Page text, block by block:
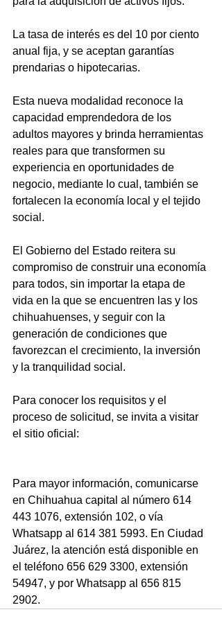
La tasa de interés es del 10 por ciento
anual fija, y se aceptan garantías
prendarias o hipotecarias.
Esta nueva modalidad reconoce la
capacidad emprendedora de los
adultos mayores y brinda herramientas
reales para que transformen su
experiencia en oportunidades de
negocio, mediante lo cual, también se
fortalecen la economía local y el tejido
social.
El Gobierno del Estado reitera su
compromiso de construir una economía
para todos, sin importar la etapa de
vida en la que se encuentren las y los
chihuahuenses, y seguir con la
generación de condiciones que
favorezcan el crecimiento, la inversión
y la tranquilidad social.
Para conocer los requisitos y el
proceso de solicitud, se invita a visitar
el sitio oficial:
Para mayor información, comunicarse
en Chihuahua capital al número 614
443 1076, extensión 102, o vía
Whatsapp al 614 381 5993. En Ciudad
Juárez, la atención está disponible en
el teléfono 656 629 3300, extensión
54947, y por Whatsapp al 656 815
2902.